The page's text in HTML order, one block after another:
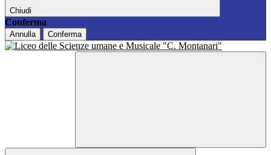
Chiudi
Conferma
Annulla Conferma